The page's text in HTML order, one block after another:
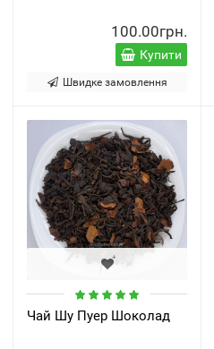
100.00грн.
Купити
Швидке замовлення
Чай Шу Пуер Шоколад